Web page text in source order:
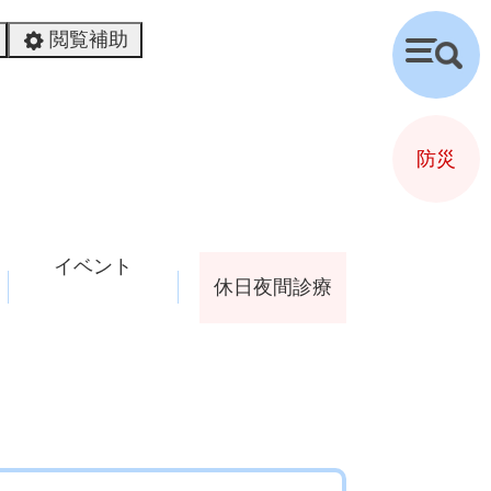
閲覧補助
イベント
休日夜間診療
検
索
防災